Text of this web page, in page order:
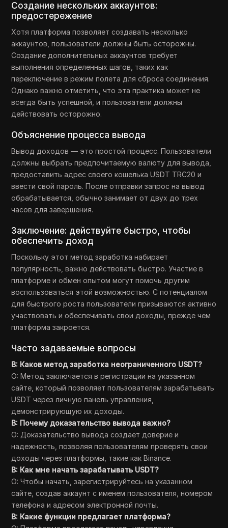
Создание нескольких аккаунтов:
предостережение
Хотя платформа позволяет создавать несколько
аккаунтов, пользователи должны быть осторожны.
Создание дополнительных аккаунтов требует
выполнения определенных шагов, таких как
переключение в режим полета для сброса соединения.
Однако важно отметить, что эта практика может не
всегда быть успешной, и пользователи должны
действовать осторожно.
Объяснение процесса вывода
Вывод доходов — это простой процесс. Пользователи
должны выбрать предпочитаемую валюту для вывода,
предоставить адрес своего кошелька USDT TRC20 и
ввести свой пароль. После отправки запрос на вывод
обрабатывается, обычно занимает от двух до трех
часов для завершения.
Заключение: действуйте быстро, чтобы
обеспечить доход
Поскольку этот метод заработка набирает
популярность, важно действовать быстро. Участие в
платформе и обмен опытом могут помочь другим
воспользоваться этой возможностью. С потенциалом
для быстрого роста пользователи призываются активно
участвовать и обеспечивать свои доходы, прежде чем
платформа закроется.
Часто задаваемые вопросы
В: Каков метод заработка неограниченного USDT?
О: Метод заключается в регистрации на указанном
сайте, который позволяет пользователям зарабатывать
USDT через личную панель управления,
демонстрирующую их доходы.
В: Почему доказательство вывода важно?
О: Доказательство вывода создает доверие и
надежность, позволяя пользователям проверять свои
доходы через платформы, такие как Binance.
В: Как мне начать зарабатывать USDT?
О: Чтобы начать, зарегистрируйтесь на указанном
сайте, создав аккаунт с именем пользователя, номером
телефона и адресом электронной почты.
В: Какие функции предлагает платформа?